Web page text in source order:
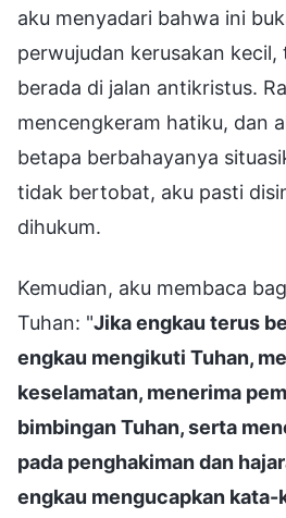
aku menyadari bahwa ini
perwujudan kerusakan kecil,
berada di jalan antikristus.
mencengkeram hatiku, dan
betapa berbahayanya
tidak bertobat, aku pasti
dihukum.
Kemudian, aku membaca
Tuhan: "Jika engkau terus
engkau mengikuti Tuhan,
keselamatan, menerima
bimbingan Tuhan, serta
pada penghakiman dan
engkau mengucapkan kata-